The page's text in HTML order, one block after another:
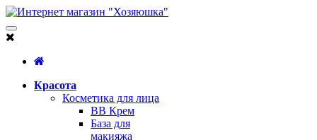
Красота
Косметика для лица
BB Крем
База для
макияжа